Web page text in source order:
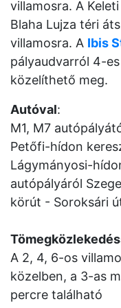
villamosra. A
Blaha Lujza téri
villamosra. A Ibis
pályaudvarról 4-
közelíthető meg.
Autóval:
M1, M7
Petőfi-hídon
Lágymányosi-
autópályáról
körút - Soroksári
A 2, 4, 6-os
közelben, a 3-as
percre található